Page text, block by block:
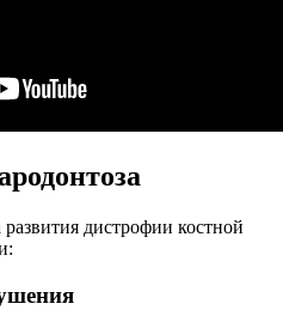
дистрофии костной